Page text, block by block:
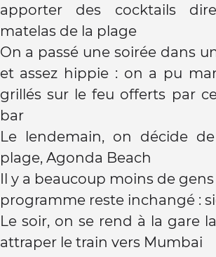
apporter des cocktails
matelas de la plage
On a passé une soirée dans
et assez hippie : on a pu
grillés sur le feu offerts par
bar
Le lendemain, on décide
plage, Agonda Beach
Il y a beaucoup moins de
programme reste inchangé :
Le soir, on se rend à la gare
attraper le train vers Mumbai